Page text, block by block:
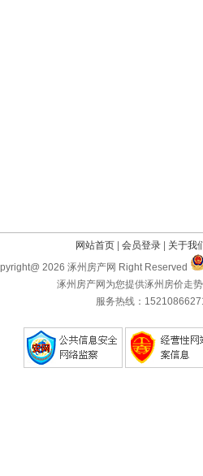
网站首页 会员登录
关于我
2026 涿州房产网 Right Reserved
涿州房产网为您提供涿州房价走
服务热线：